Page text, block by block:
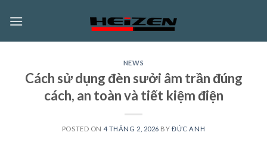
NEWS
Cách sử dụng đèn sưởi âm trần đúng
cách, an toàn và tiết kiệm điện
POSTED ON 4 THÁNG 2, 2026 BYĐỨC ANH